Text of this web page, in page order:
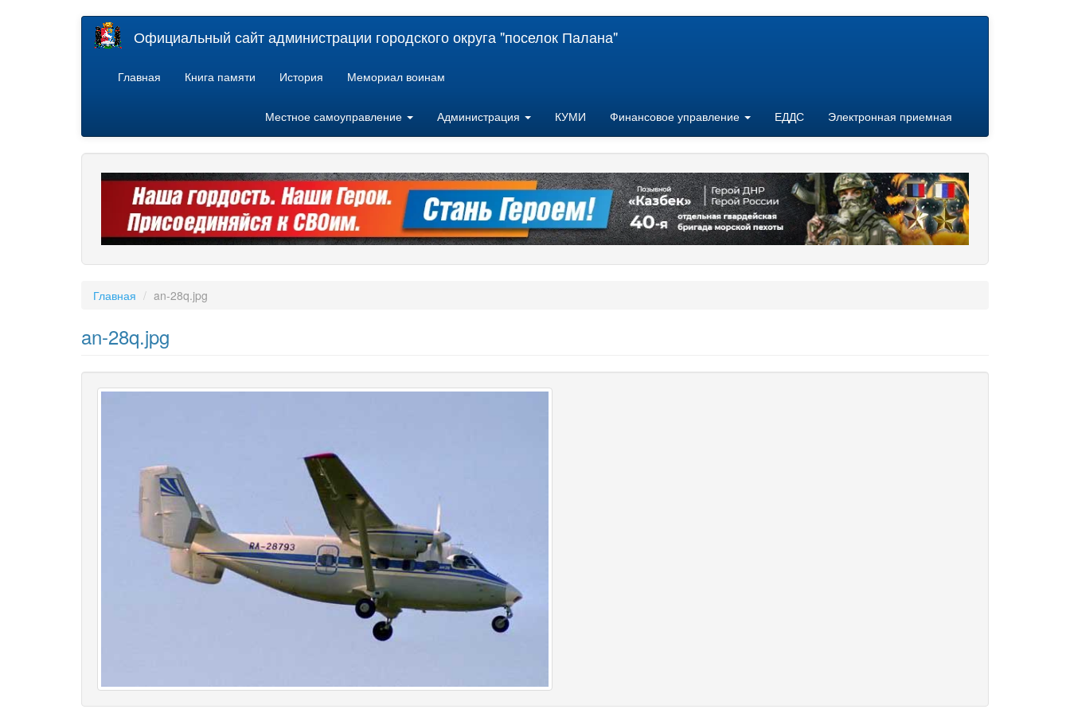
Официальный сайт администрации городского округа "поселок Палана"
Главная Книга памяти История Мемориал воинам
Местное самоуправление Администрация КУМИ Финансовое управление ЕДДС Электронная приемная
Главная an-28q.jpg
an-28q.jpg